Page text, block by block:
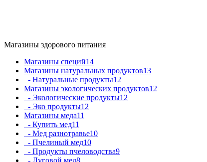
Магазины здорового питания
Магазины специй14
Магазины натуральных продуктов13
- Натуральные продукты12
Магазины экологических продуктов12
- Экологические продукты12
- Эко продукты12
Магазины меда11
- Купить мед11
- Мед разнотравье10
- Пчелиный мед10
- Продукты пчеловодства9
- Луговой мед8